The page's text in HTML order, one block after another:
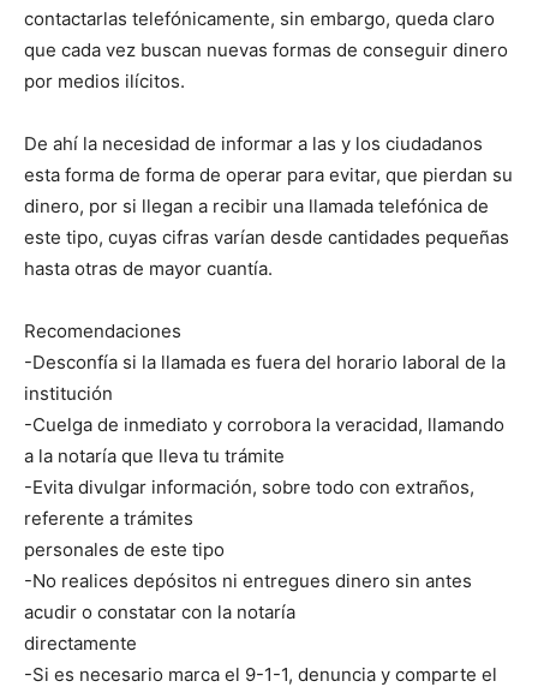
contactarlas telefónicamente, sin embargo, queda claro
que cada vez buscan nuevas formas de conseguir dinero
por medios ilícitos.
De ahí la necesidad de informar a las y los ciudadanos
esta forma de forma de operar para evitar, que pierdan su
dinero, por si llegan a recibir una llamada telefónica de
este tipo, cuyas cifras varían desde cantidades pequeñas
hasta otras de mayor cuantía.
Recomendaciones
-Desconfía si la llamada es fuera del horario laboral de la
institución
-Cuelga de inmediato y corrobora la veracidad, llamando
a la notaría que lleva tu trámite
-Evita divulgar información, sobre todo con extraños,
referente a trámites
personales de este tipo
-No realices depósitos ni entregues dinero sin antes
acudir o constatar con la notaría
directamente
-Si es necesario marca el 9-1-1, denuncia y comparte el